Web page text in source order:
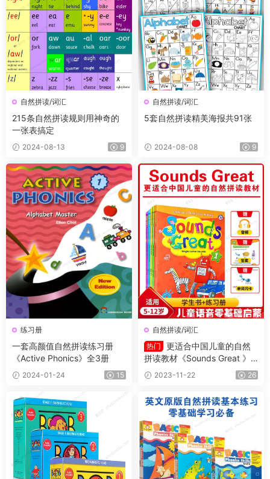
自然拼读/词汇
215条自然拼读规则用神奇的
一张表搞定
2024-08-13 9
自然拼读/词汇
5套自然拼读精美海报共91张
2024-08-08 9
练习册
一套高颜值自然拼读练习册
《Active Phonics》全3册
2024-01-24 15
自然拼读/词汇
热门
更适合中国儿童的自然
拼读教材《Sounds Great 》L
1-5全套资源 学生书+练习册
+音频+闪卡+阅读书
2023-11-22 26